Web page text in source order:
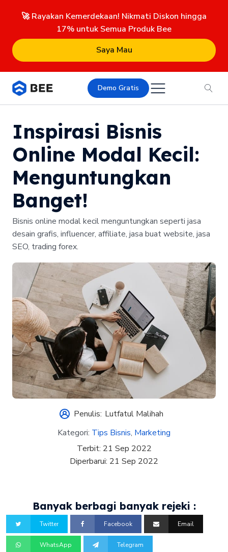
🚀 Rayakan Kemerdekaan! Nikmati Diskon hingga
17% untuk Semua Produk Bee
Saya Mau
Demo Gratis
Inspirasi Bisnis
Online Modal Kecil:
Menguntungkan
Banget!
Bisnis online modal kecil menguntungkan seperti jasa
desain grafis, influencer, affiliate, jasa buat website, jasa
SEO, trading forex.
Penulis: Lutfatul Malihah
Kategori: Tips Bisnis, Marketing
Terbit: 21 Sep 2022
Diperbarui: 21 Sep 2022
Banyak berbagi banyak rejeki :
Twitter Facebook Email
WhatsApp Telegram